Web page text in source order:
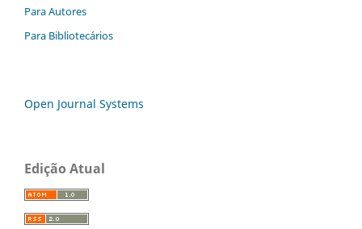
Para Autores
Para Bibliotecários
Open Journal Systems
Edição Atual